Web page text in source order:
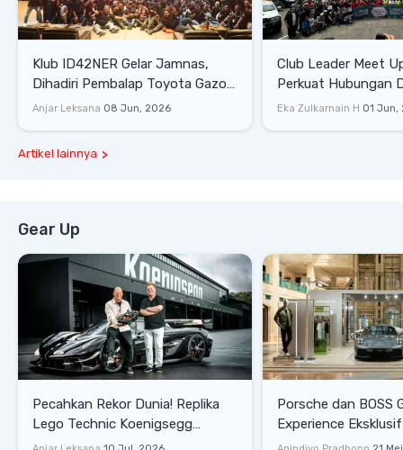
Klub ID42NER Gelar Jamnas,
Dihadiri Pembalap Toyota Gazoo
Racing
Anjar Leksana 08 Jun, 2026
Club Leader Meet
Perkuat Hubungan
Dengan Komunitas
Eka Zulkarnain H 01 Jun,
Artikel lainnya
Gear Up
Pecahkan Rekor Dunia! Replika
Lego Technic Koenigsegg
Sadair's Spear Ukuran Asli Sukses
Porsche dan BOSS
Experience
Senayan, Hadirkan